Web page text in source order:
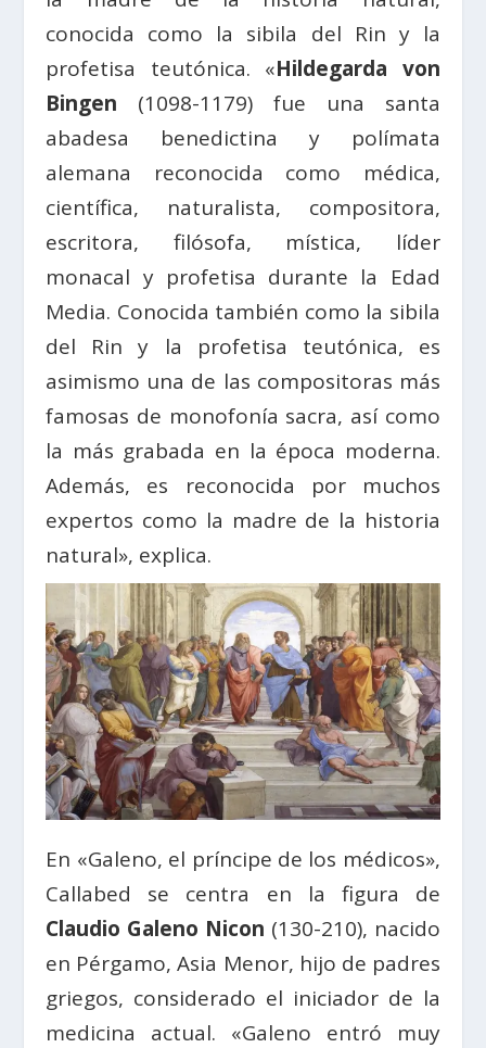
conocida como la sibila del Rin y la
profetisa teutónica. «Hildegarda von
Bingen (1098-1179) fue una santa
abadesa benedictina y polímata
alemana reconocida como médica,
científica, naturalista, compositora,
escritora, filósofa, mística, líder
monacal y profetisa durante la Edad
Media. Conocida también como la sibila
del Rin y la profetisa teutónica, es
asimismo una de las compositoras más
famosas de monofonía sacra, así como
la más grabada en la época moderna.
Además, es reconocida por muchos
expertos como la madre de la historia
natural», explica.
En «Galeno, el príncipe de los médicos»,
Callabed se centra en la figura de
Claudio Galeno Nicon (130-210), nacido
en Pérgamo, Asia Menor, hijo de padres
griegos, considerado el iniciador de la
medicina actual. «Galeno entró muy